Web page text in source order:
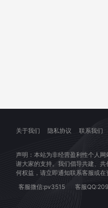
关于我们 隐私协议 联系我们
声明：本站为非经营盈利性个人
谢大家的支持。我们倡导共建、
何权益，请立即通知联系客服或在
客服微信:pv3515
客服